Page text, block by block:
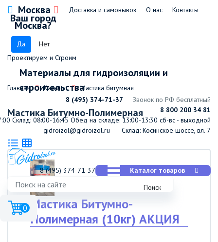
Москва
Ваш город
Москва?
Да Нет
Доставка и самовывоз О нас Контакты
Проектируем и Строим
Материалы для гидроизоляции и
строительства
8 (495) 374-71-37
Звонок по РФ бесплатный
8 800 200 34 81
Склад: 08:00-16:45 Обед на складе: 13:00-13:30 сб-вс - выходной
gidroizol@gidroizol.ru
Склад: Косинское шоссе, вл. 7
8 (495) 374-71-37
Каталог товаров
Поиск
0
Главная Каталог Мастика битумная
Мастика Битумно-Полимерная
Мастика Битумно-
Полимерная (10кг) АКЦИЯ